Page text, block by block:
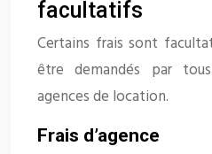
facultatifs
Certains frais sont
être demandés par
agences de location.
Frais d’agence